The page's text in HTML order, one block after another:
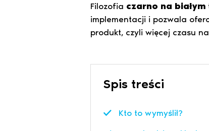
Filozofia czarno na białym
implementacji i pozwala
produkt, czyli więcej czasu
Spis treści
Kto to wymyślił?